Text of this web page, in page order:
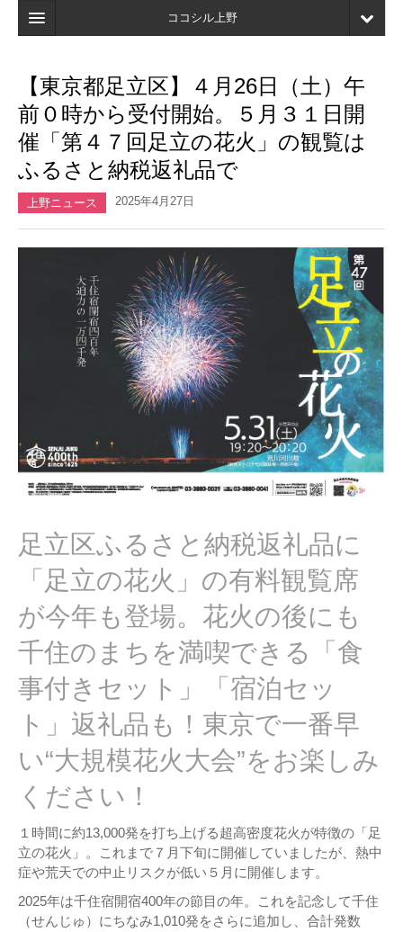
ココシル上野
検索
店舗・施設最新情報
口コミ
マイページ
【東京都足立区】４月26日（土）午
前０時から受付開始。５月３１日開
催「第４７回足立の花火」の観覧は
ふるさと納税返礼品で
上野ニュース 2025年4月27日
足立区ふるさと納税返礼品に
「足立の花火」の有料観覧席
が今年も登場。花火の後にも
千住のまちを満喫できる「食
事付きセット」「宿泊セッ
ト」返礼品も！東京で一番早
い“大規模花火大会”をお楽しみ
ください！
１時間に約13,000発を打ち上げる超高密度花火が特徴の「足
立の花火」。これまで７月下旬に開催していましたが、熱中
症や荒天での中止リスクが低い５月に開催します。
2025年は千住宿開宿400年の節目の年。これを記念して千住
（せんじゅ）にちなみ1,010発をさらに追加し、合計発数